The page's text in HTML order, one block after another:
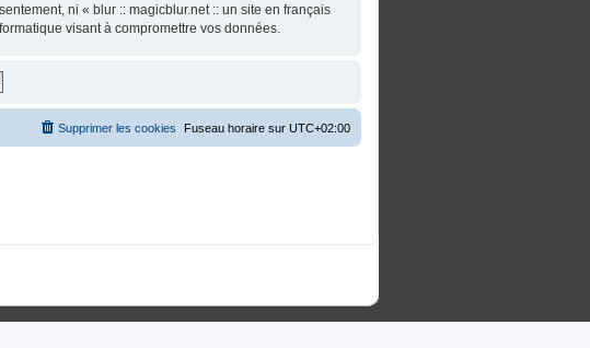
ni « blur :: magicblur.net :: un site en français
visant à compromettre vos données.
Fuseau horaire sur UTC+02:00
Supprimer les cookies